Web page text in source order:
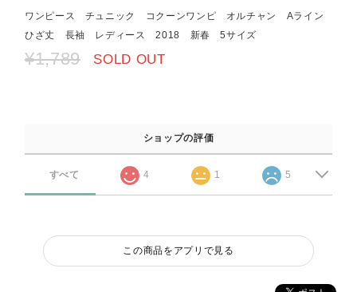
ワンピース チュニック コクーンワンピ オルチャン Aライン
ひざ丈 長袖 レディース 2018 新春 5サイズ
¥1,789 SOLD OUT
ショップの評価
すべて 4 1 5
この商品をアプリで見る